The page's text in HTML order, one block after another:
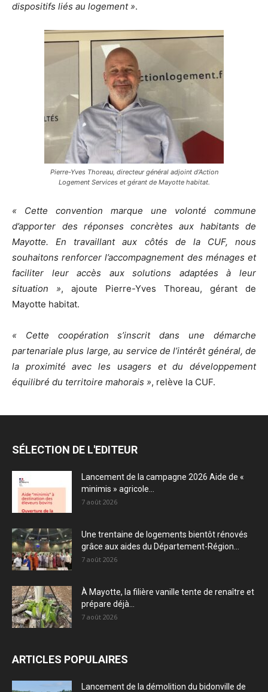
dispositifs liés au logement ».
Pierre-Yves Thoreau, directeur général adjoint d’Action
Logement Services et gérant de Mayotte habitat.
« Cette convention marque une volonté commune
d’apporter des réponses concrètes aux habitants de
Mayotte. En travaillant aux côtés de la CUF, nous
souhaitons renforcer l’accompagnement des ménages et
faciliter leur accès aux solutions adaptées à leur
situation », ajoute Pierre-Yves Thoreau, gérant de
Mayotte habitat.
« Cette coopération s’inscrit dans une démarche
partenariale plus large, au service de l’intérêt général, de
la proximité avec les usagers et du développement
équilibré du territoire mahorais », relève la CUF.
SÉLECTION DE L'EDITEUR
Lancement de la campagne 2026 Aide de «
minimis » agricole...
7 août 2026
Une trentaine de logements bientôt rénovés
grâce aux aides du Département-Région...
7 août 2026
À Mayotte, la filière vanille tente de renaître et
prépare déjà...
7 août 2026
ARTICLES POPULAIRES
Lancement de la démolition du bidonville de